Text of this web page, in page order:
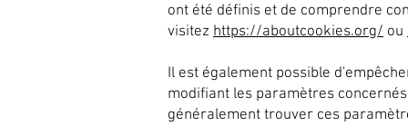
ont été définis et de comprendre
visitez https://aboutcookies.org/ ou
Il est également possible
modifiant les paramètres
généralement trouver ces